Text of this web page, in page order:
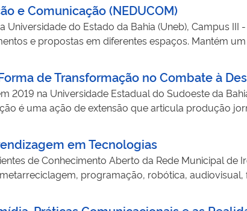
e o BID.
e Comunicação (NEDUCOM)
Universidade do Estado da Bahia (Uneb), Campus
e propostas em diferentes espaços. Mantém
José Rodrigues, da Uneb.
de Transformação no Combate à
2019 na Universidade Estadual do Sudoeste da
é uma ação de extensão que articula produção
Importa, fortalecendo o papel do jornalismo
em Tecnologias
de Conhecimento Aberto da Rede Municipal de
programação, robótica,